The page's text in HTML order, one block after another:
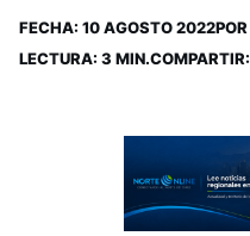
FECHA: 10 AGOSTO 2022POR
LECTURA: 3 MIN.COMPARTIR: